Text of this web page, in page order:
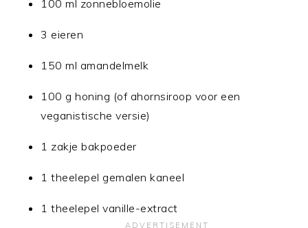
100 ml zonnebloemolie
3 eieren
150 ml amandelmelk
100 g honing (of ahornsiroop voor een
veganistische versie)
1 zakje bakpoeder
1 theelepel gemalen kaneel
1 theelepel vanille-extract